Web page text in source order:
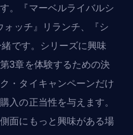
。『マーベルライバルシ
ッチ』リランチ、『シ
です。シリーズに興味
3章を体験するための決
・タイキャンペーンだけ
入の正当性を与えます。
面にもっと興味がある場